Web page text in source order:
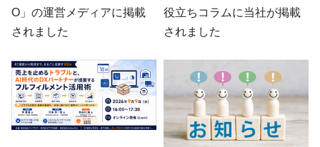
O」の運営メディアに掲載
されました
役立ちコラムに当社が掲載
されました